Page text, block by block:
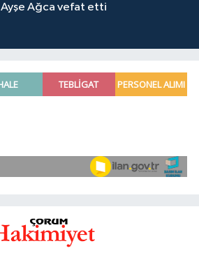
Ayşe Ağca vefat etti